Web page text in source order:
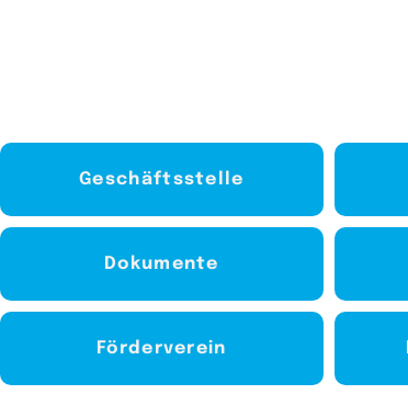
Geschäftsstelle
Dokumente
Förderverein